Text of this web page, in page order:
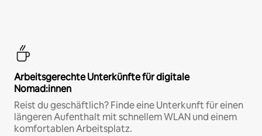
Arbeitsgerechte Unterkünfte für digitale
Nomad:innen
Reist du geschäftlich? Finde eine Unterkunft für einen
längeren Aufenthalt mit schnellem WLAN und einem
komfortablen Arbeitsplatz.